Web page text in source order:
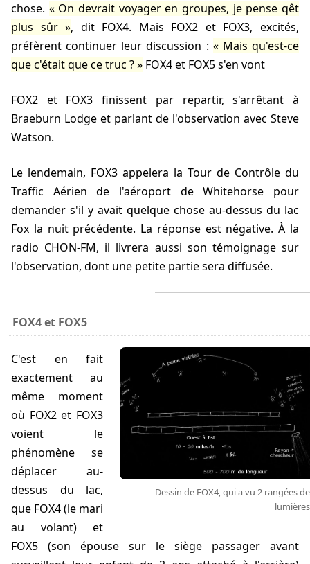
chose.
On devrait voyager en groupes, je pense qêt
plus sûr
, dit FOX4. Mais FOX2 et FOX3, excités,
préfèrent continuer leur discussion :
Mais qu'est-ce
que c'était que ce truc ?
FOX4 et FOX5 s'en vont
FOX2 et FOX3 finissent par repartir, s'arrêtant à
Braeburn Lodge et parlant de l'observation avec Steve
Watson.
Le lendemain, FOX3 appelera la Tour de Contrôle du
Traffic Aérien de l'aéroport de Whitehorse pour
demander s'il y avait quelque chose au-dessus du lac
Fox la nuit précédente. La réponse est négative. À la
radio CHON-FM, il livrera aussi son témoignage sur
l'observation, dont une petite partie sera diffusée.
FOX4 et FOX5
Dessin de FOX4, qui a vu 2 rangées de
lumières
C'est en fait
exactement au
même moment
où FOX2 et FOX3
voient le
phénomène se
déplacer au-
dessus du lac,
que FOX4 (le mari
au volant) et
FOX5 (son épouse sur le siège passager avant